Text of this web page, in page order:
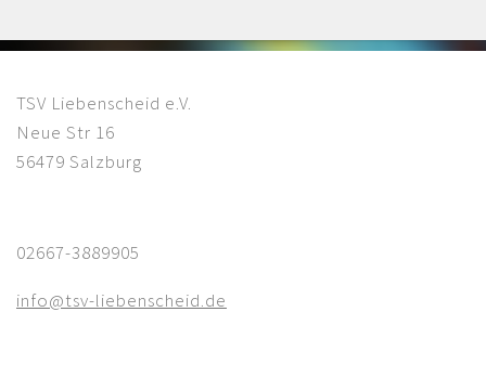
TSV Liebenscheid e.V.
Neue Str 16
56479 Salzburg
02667-3889905
info@tsv-liebenscheid.de